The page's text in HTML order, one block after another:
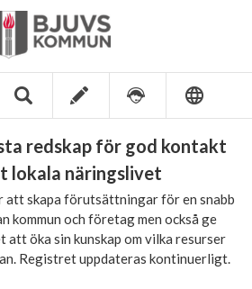
redskap för god kontakt
lokala näringslivet
att skapa förutsättningar för en snabb
kommun och företag men också ge
att öka sin kunskap om vilka resurser
Registret uppdateras kontinuerligt.